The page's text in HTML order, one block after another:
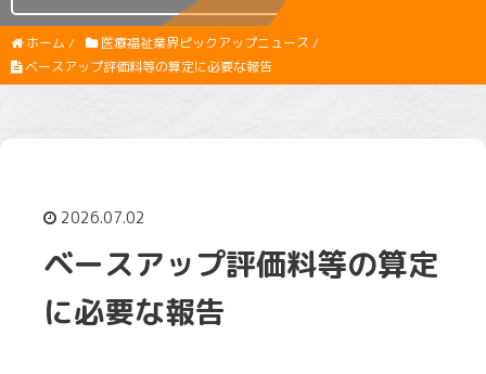
ホーム / 医療福祉業界ピックアップニュース /
ベースアップ評価料等の算定に必要な報告
2026.07.02
ベースアップ評価料等の算定
に必要な報告